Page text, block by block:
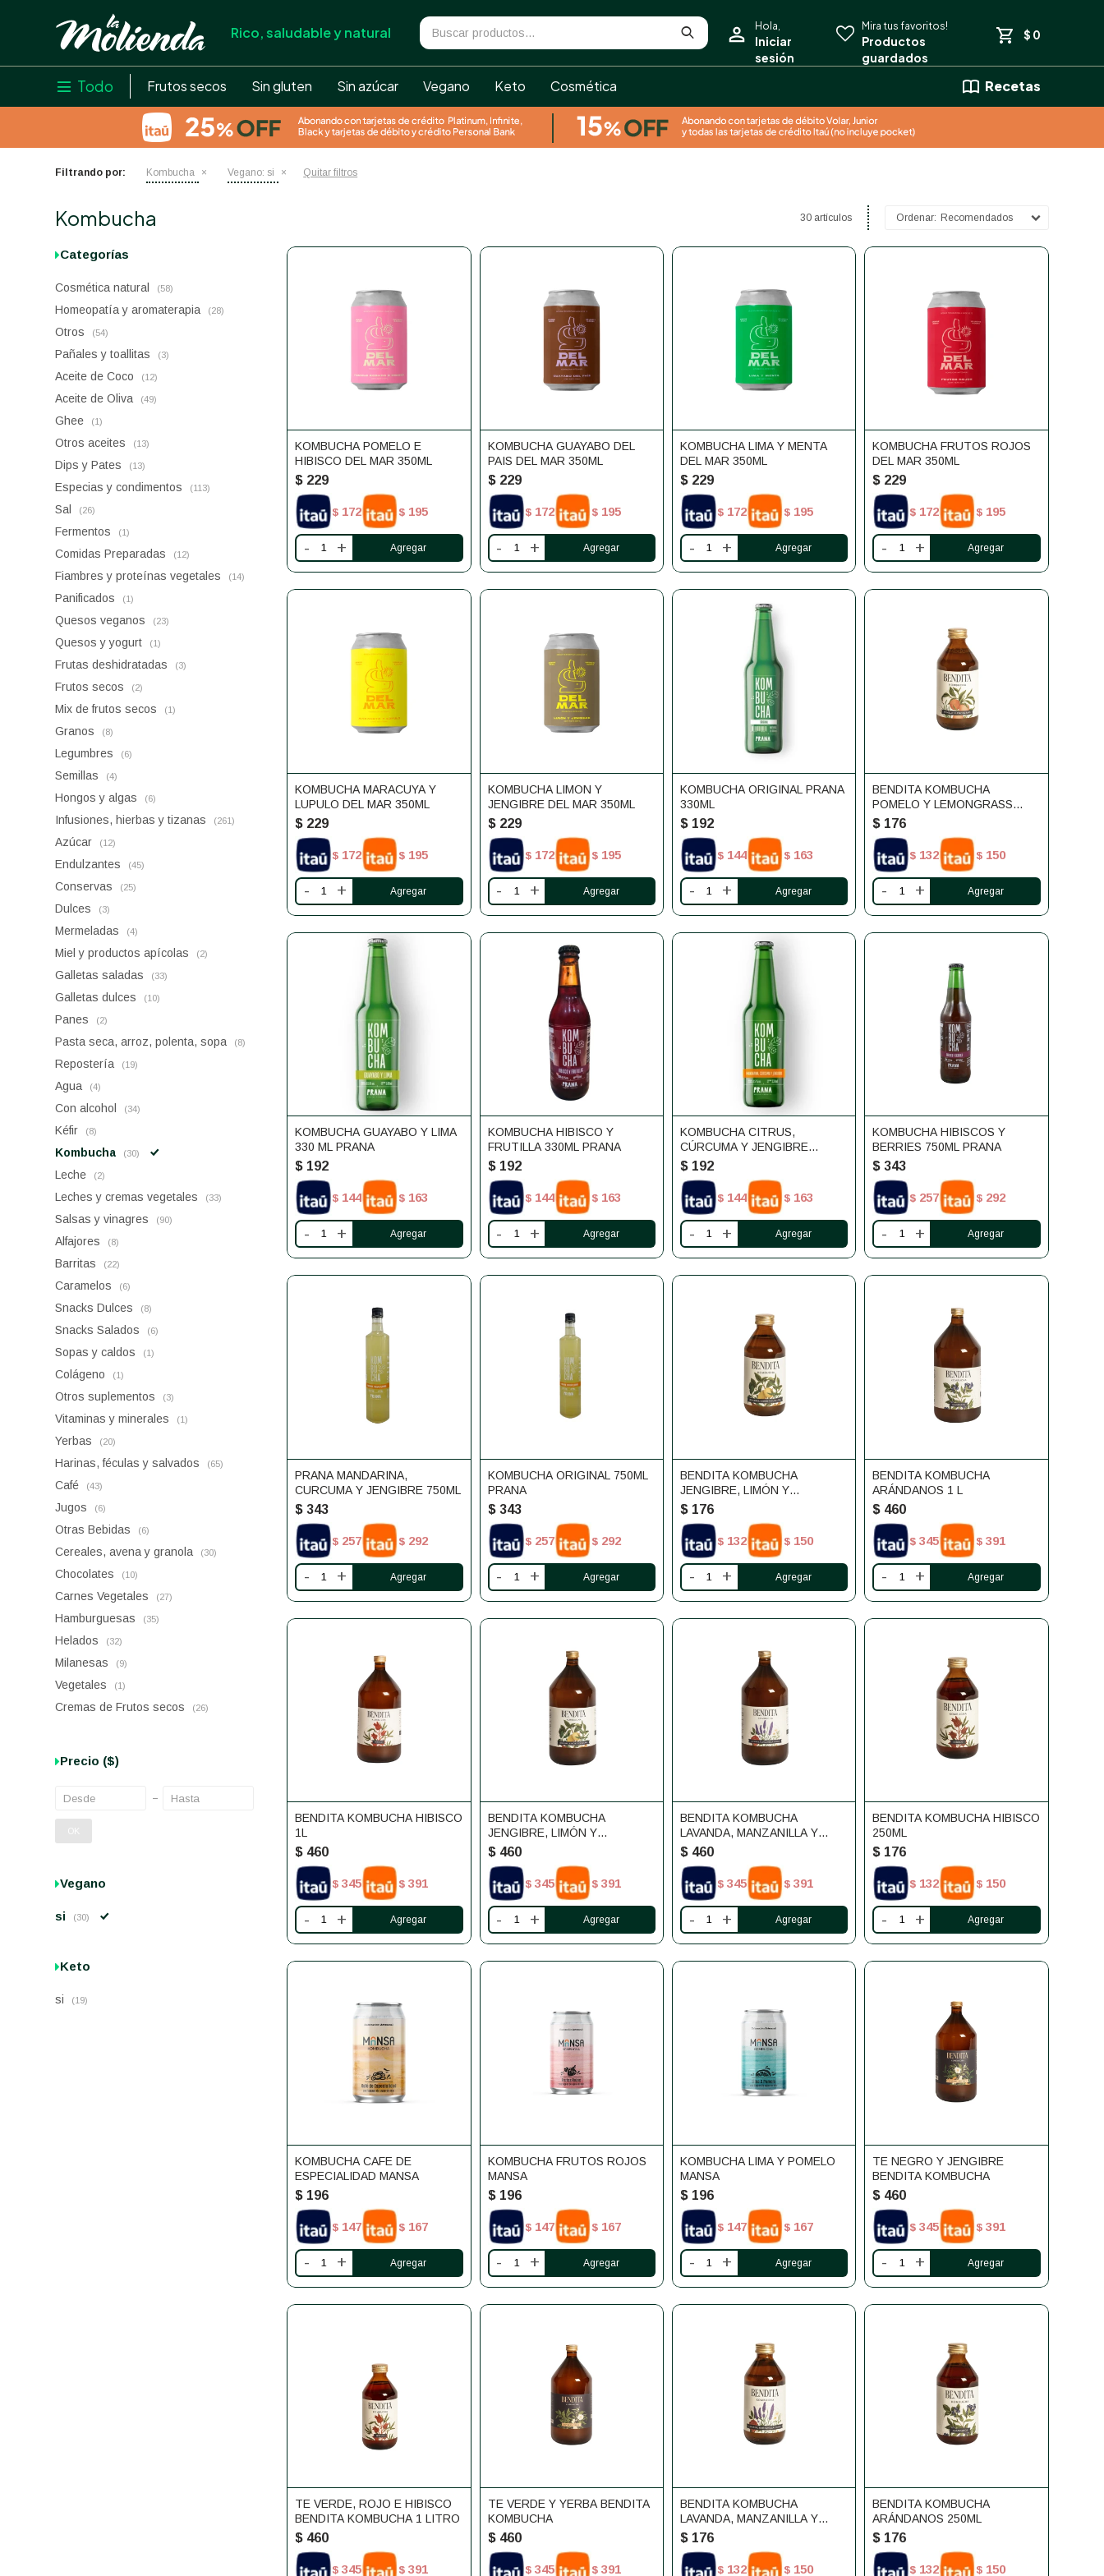
Rico, saludable y natural
 Todo Frutos secos Sin gluten Sin azúcar Vegano Keto Cosmética Recetas
$ 0
Filtrando por: Kombucha Vegano: si Quitar filtros
30 artículos Recomendados
KOMBUCHA POMELO E
HIBISCO DEL MAR 350ML
$ 229
$ 172 $ 195
- +
KOMBUCHA GUAYABO DEL
PAIS DEL MAR 350ML
$ 229
$ 172 $ 195
- +
KOMBUCHA LIMA Y MENTA
DEL MAR 350ML
$ 229
$ 172 $ 195
- +
KOMBUCHA FRUTOS ROJOS
DEL MAR 350ML
$ 229
$ 172 $ 195
- +
KOMBUCHA MARACUYA Y
LUPULO DEL MAR 350ML
$ 229
$ 172 $ 195
- +
KOMBUCHA LIMON Y
JENGIBRE DEL MAR 350ML
$ 229
$ 172 $ 195
- +
KOMBUCHA ORIGINAL PRANA
330ML
$ 192
$ 144 $ 163
- +
BENDITA KOMBUCHA
POMELO Y LEMONGRASS
250ML
$ 176
$ 132 $ 150
- +
KOMBUCHA GUAYABO Y LIMA
330 ML PRANA
$ 192
$ 144 $ 163
- +
KOMBUCHA HIBISCO Y
FRUTILLA 330ML PRANA
$ 192
$ 144 $ 163
- +
KOMBUCHA CITRUS,
CÚRCUMA Y JENGIBRE
PRANA 330ML
$ 192
$ 144 $ 163
- +
KOMBUCHA HIBISCOS Y
BERRIES 750ML PRANA
$ 343
$ 257 $ 292
- +
PRANA MANDARINA,
CURCUMA Y JENGIBRE 750ML
$ 343
$ 257 $ 292
- +
KOMBUCHA ORIGINAL 750ML
PRANA
$ 343
$ 257 $ 292
- +
BENDITA KOMBUCHA
JENGIBRE, LIMÓN Y
CÚRCUMA 250ML
$ 176
$ 132 $ 150
- +
BENDITA KOMBUCHA
ARÁNDANOS 1 L
$ 460
$ 345 $ 391
- +
BENDITA KOMBUCHA HIBISCO
1L
$ 460
$ 345 $ 391
- +
BENDITA KOMBUCHA
JENGIBRE, LIMÓN Y
CÚRCUMA 1L
$ 460
$ 345 $ 391
- +
BENDITA KOMBUCHA
LAVANDA, MANZANILLA Y
ROSAS 1 L
$ 460
$ 345 $ 391
- +
BENDITA KOMBUCHA HIBISCO
250ML
$ 176
$ 132 $ 150
- +
KOMBUCHA CAFE DE
ESPECIALIDAD MANSA
$ 196
$ 147 $ 167
- +
KOMBUCHA FRUTOS ROJOS
MANSA
$ 196
$ 147 $ 167
- +
KOMBUCHA LIMA Y POMELO
MANSA
$ 196
$ 147 $ 167
- +
TE NEGRO Y JENGIBRE
BENDITA KOMBUCHA
$ 460
$ 345 $ 391
- +
TE VERDE, ROJO E HIBISCO
BENDITA KOMBUCHA 1 LITRO
$ 460
$ 345 $ 391
TE VERDE Y YERBA BENDITA
KOMBUCHA
$ 460
$ 345 $ 391
BENDITA KOMBUCHA
LAVANDA, MANZANILLA Y
ROSAS 250 ML
$ 176
$ 132 $ 150
BENDITA KOMBUCHA
ARÁNDANOS 250ML
$ 176
$ 132 $ 150
Kombucha
Categorías
Cosmética natural (58)
Homeopatía y aromaterapia (28)
Otros (54)
Pañales y toallitas (3)
Aceite de Coco (12)
Aceite de Oliva (49)
Ghee (1)
Otros aceites (13)
Dips y Pates (13)
Especias y condimentos (113)
Sal (26)
Fermentos (1)
Comidas Preparadas (12)
Fiambres y proteínas vegetales (14)
Panificados (1)
Quesos veganos (23)
Quesos y yogurt (1)
Frutas deshidratadas (3)
Frutos secos (2)
Mix de frutos secos (1)
Granos (8)
Legumbres (6)
Semillas (4)
Hongos y algas (6)
Infusiones, hierbas y tizanas (261)
Azúcar (12)
Endulzantes (45)
Conservas (25)
Dulces (3)
Mermeladas (4)
Miel y productos apícolas (2)
Galletas saladas (33)
Galletas dulces (10)
Panes (2)
Pasta seca, arroz, polenta, sopa (8)
Repostería (19)
Agua (4)
Con alcohol (34)
Kéfir (8)
Kombucha (30)
Leche (2)
Leches y cremas vegetales (33)
Salsas y vinagres (90)
Alfajores (8)
Barritas (22)
Caramelos (6)
Snacks Dulces (8)
Snacks Salados (6)
Sopas y caldos (1)
Colágeno (1)
Otros suplementos (3)
Vitaminas y minerales (1)
Yerbas (20)
Harinas, féculas y salvados (65)
Café (43)
Jugos (6)
Otras Bebidas (6)
Cereales, avena y granola (30)
Chocolates (10)
Carnes Vegetales (27)
Hamburguesas (35)
Helados (32)
Milanesas (9)
Vegetales (1)
Cremas de Frutos secos (26)
Precio ($)
OK
Vegano
si (30)
Keto
si (19)
close
store
local_shipping
credit_card
help